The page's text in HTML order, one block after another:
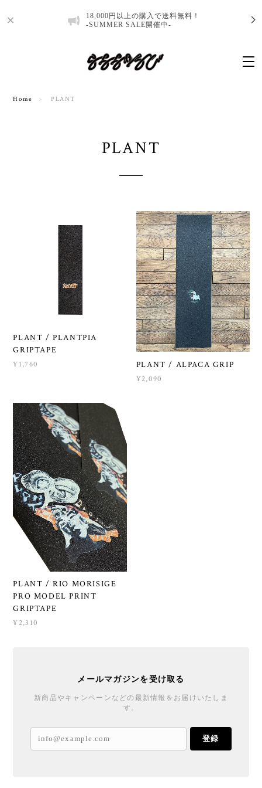
18,000円以上の購入で送料無料！
-SUMMER SALE開催中-
Home PLANT
PLANT
PLANT / PLANTPIA
GRIPTAPE
¥1,760 PLANT / ALPACA GRIP
¥2,090
PLANT / RIO MORISIGE
PRO MODEL PRINT
GRIPTAPE
¥2,310
メールマガジンを受け取る
新商品やキャンペーンなどの最新情報をお届けいたしま
す。
登録